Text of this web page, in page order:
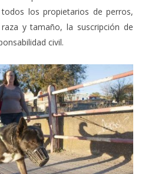
los propietarios de perros,
y tamaño, la suscripción de
civil.